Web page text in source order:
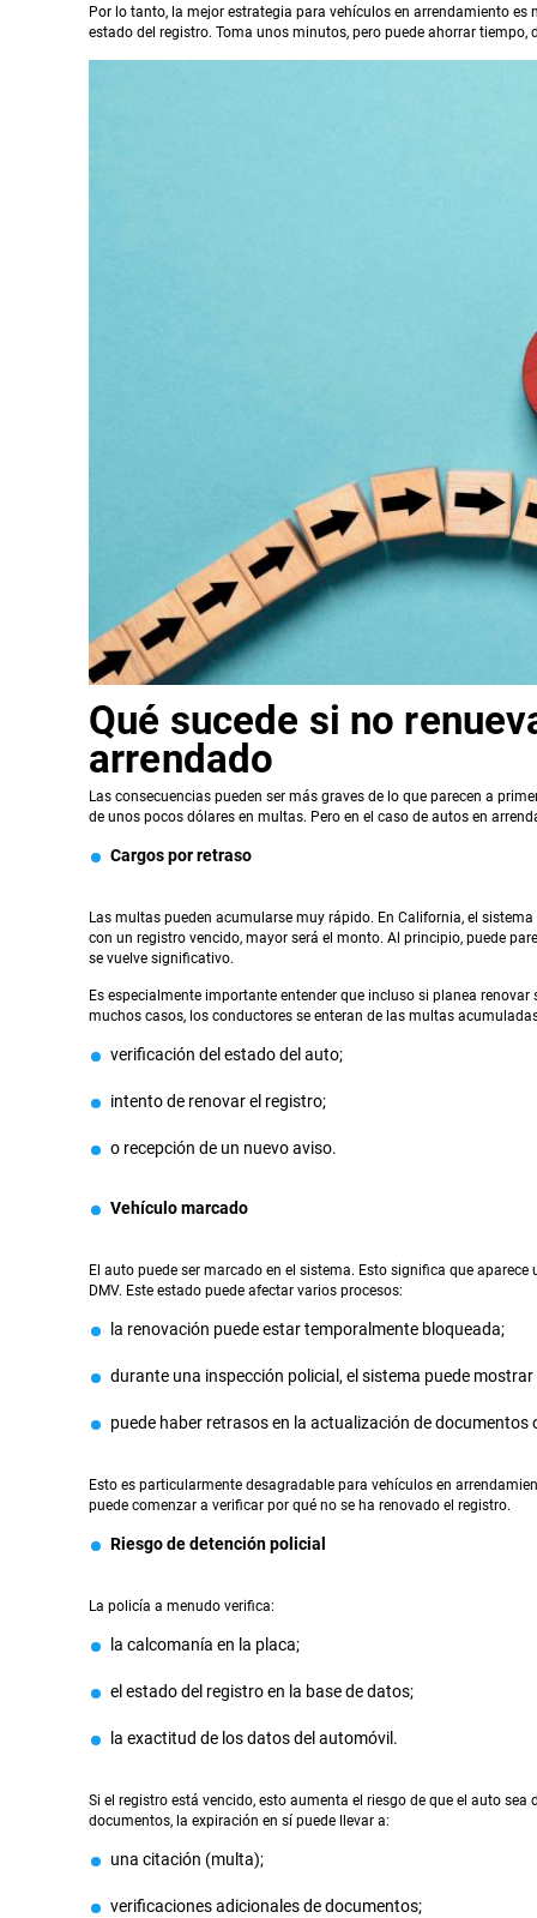
Por lo tanto, la mejor estrategia para vehículos en arrendamiento
estado del registro. Toma unos minutos, pero puede ahorrar tiempo,
Qué sucede si no
arrendado
Las consecuencias pueden ser más graves de lo que parecen a
de unos pocos dólares en multas. Pero en el caso de autos en
Cargos por retraso
Las multas pueden acumularse muy rápido. En California, el
con un registro vencido, mayor será el monto. Al principio, puede
se vuelve significativo.
Es especialmente importante entender que incluso si planea
muchos casos, los conductores se enteran de las multas
verificación del estado del auto;
intento de renovar el registro;
o recepción de un nuevo aviso.
Vehículo marcado
El auto puede ser marcado en el sistema. Esto significa que
DMV. Este estado puede afectar varios procesos:
la renovación puede estar temporalmente bloqueada;
durante una inspección policial, el sistema puede
puede haber retrasos en la actualización de documentos
Esto es particularmente desagradable para vehículos en
puede comenzar a verificar por qué no se ha renovado el registro.
Riesgo de detención policial
La policía a menudo verifica:
la calcomanía en la placa;
el estado del registro en la base de datos;
la exactitud de los datos del automóvil.
Si el registro está vencido, esto aumenta el riesgo de que el auto
documentos, la expiración en sí puede llevar a:
una citación (multa);
verificaciones adicionales de documentos;